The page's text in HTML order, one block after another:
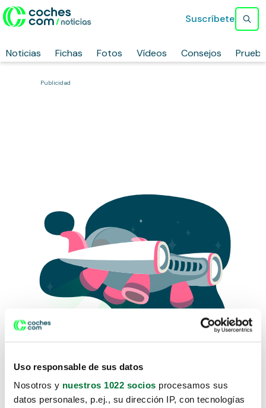
Uso responsable de sus datos
Nosotros y nuestros 1022 socios procesamos sus
datos personales, p.ej., su dirección IP, con tecnologías
Noticias Fichas Fotos Vídeos Consejos
Suscríbete
Publicidad